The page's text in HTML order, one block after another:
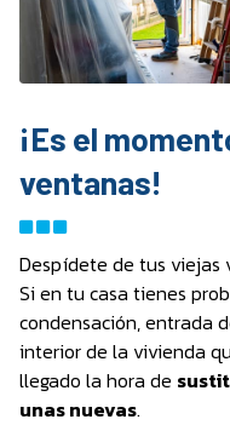
¡Es el
ventanas!
Despídete de tus viejas
Si en tu casa tienes
condensación, entrada
interior de la vivienda
llegado la hora de
unas nuevas.